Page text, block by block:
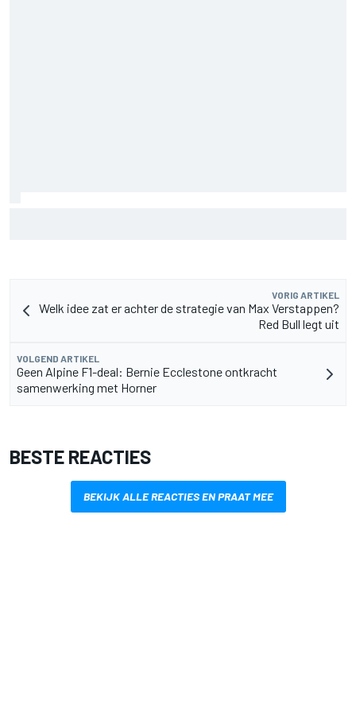
VORIG ARTIKEL
Welk idee zat er achter de strategie van Max Verstappen?
Red Bull legt uit
VOLGEND ARTIKEL
Geen Alpine F1-deal: Bernie Ecclestone ontkracht
samenwerking met Horner
BESTE REACTIES
BEKIJK ALLE REACTIES EN PRAAT MEE